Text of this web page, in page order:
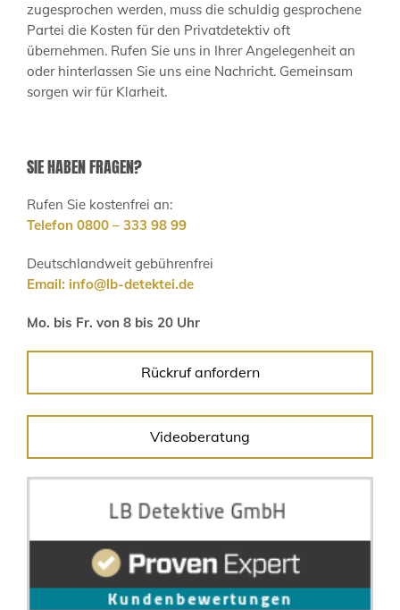
zugesprochen werden, muss die schuldig gesprochene
Partei die Kosten für den Privatdetektiv oft
übernehmen. Rufen Sie uns in Ihrer Angelegenheit an
oder hinterlassen Sie uns eine Nachricht. Gemeinsam
sorgen wir für Klarheit.
SIE HABEN FRAGEN?
Rufen Sie kostenfrei an:
Telefon 0800 – 333 98 99
Deutschlandweit gebührenfrei
Email: info@lb-detektei.de
Mo. bis Fr. von 8 bis 20 Uhr
Rückruf anfordern
Videoberatung